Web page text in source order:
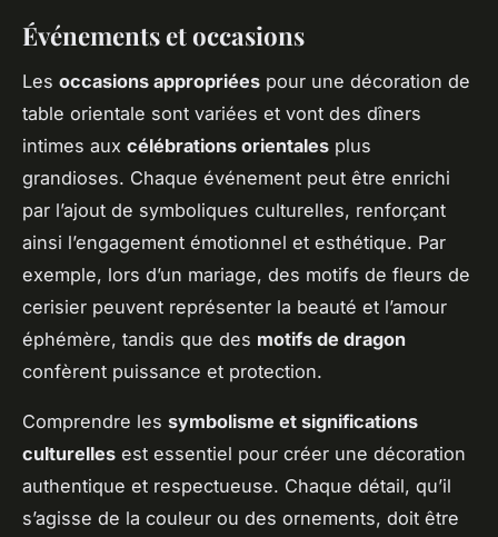
Événements et occasions
Les occasions appropriées pour une décoration de
table orientale sont variées et vont des dîners
intimes aux célébrations orientales plus
grandioses. Chaque événement peut être enrichi
par l’ajout de symboliques culturelles, renforçant
ainsi l’engagement émotionnel et esthétique. Par
exemple, lors d’un mariage, des motifs de fleurs de
cerisier peuvent représenter la beauté et l’amour
éphémère, tandis que des motifs de dragon
confèrent puissance et protection.
Comprendre les symbolisme et significations
culturelles est essentiel pour créer une décoration
authentique et respectueuse. Chaque détail, qu’il
s’agisse de la couleur ou des ornements, doit être